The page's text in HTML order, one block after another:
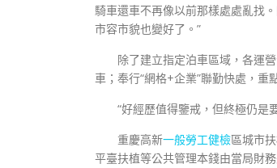
騎車還車不再像以前那樣處處亂找
市容市貌也變好了。”
除了建立指定泊車區域，各運
車；奉行“網格+企業”聯勤快處，重
“好經歷值得鑒戒，但終極仍是
重慶高新一般勞工健檢區城市
平臺扶植等公共管理本錢由當局財